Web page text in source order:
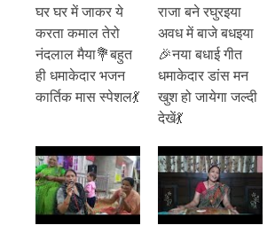
घर घर में जाकर ये
करता कमाल तेरो
नंदलाल मैया💐बहुत
ही धमाकेदार भजन
कार्तिक मास स्पेशल💃
राजा बने रघुरइया
अवध में बाजे बधइया
🎉नया बधाई गीत
धमाकेदार डांस मन
खुश हो जायेगा जल्दी
देखें💃